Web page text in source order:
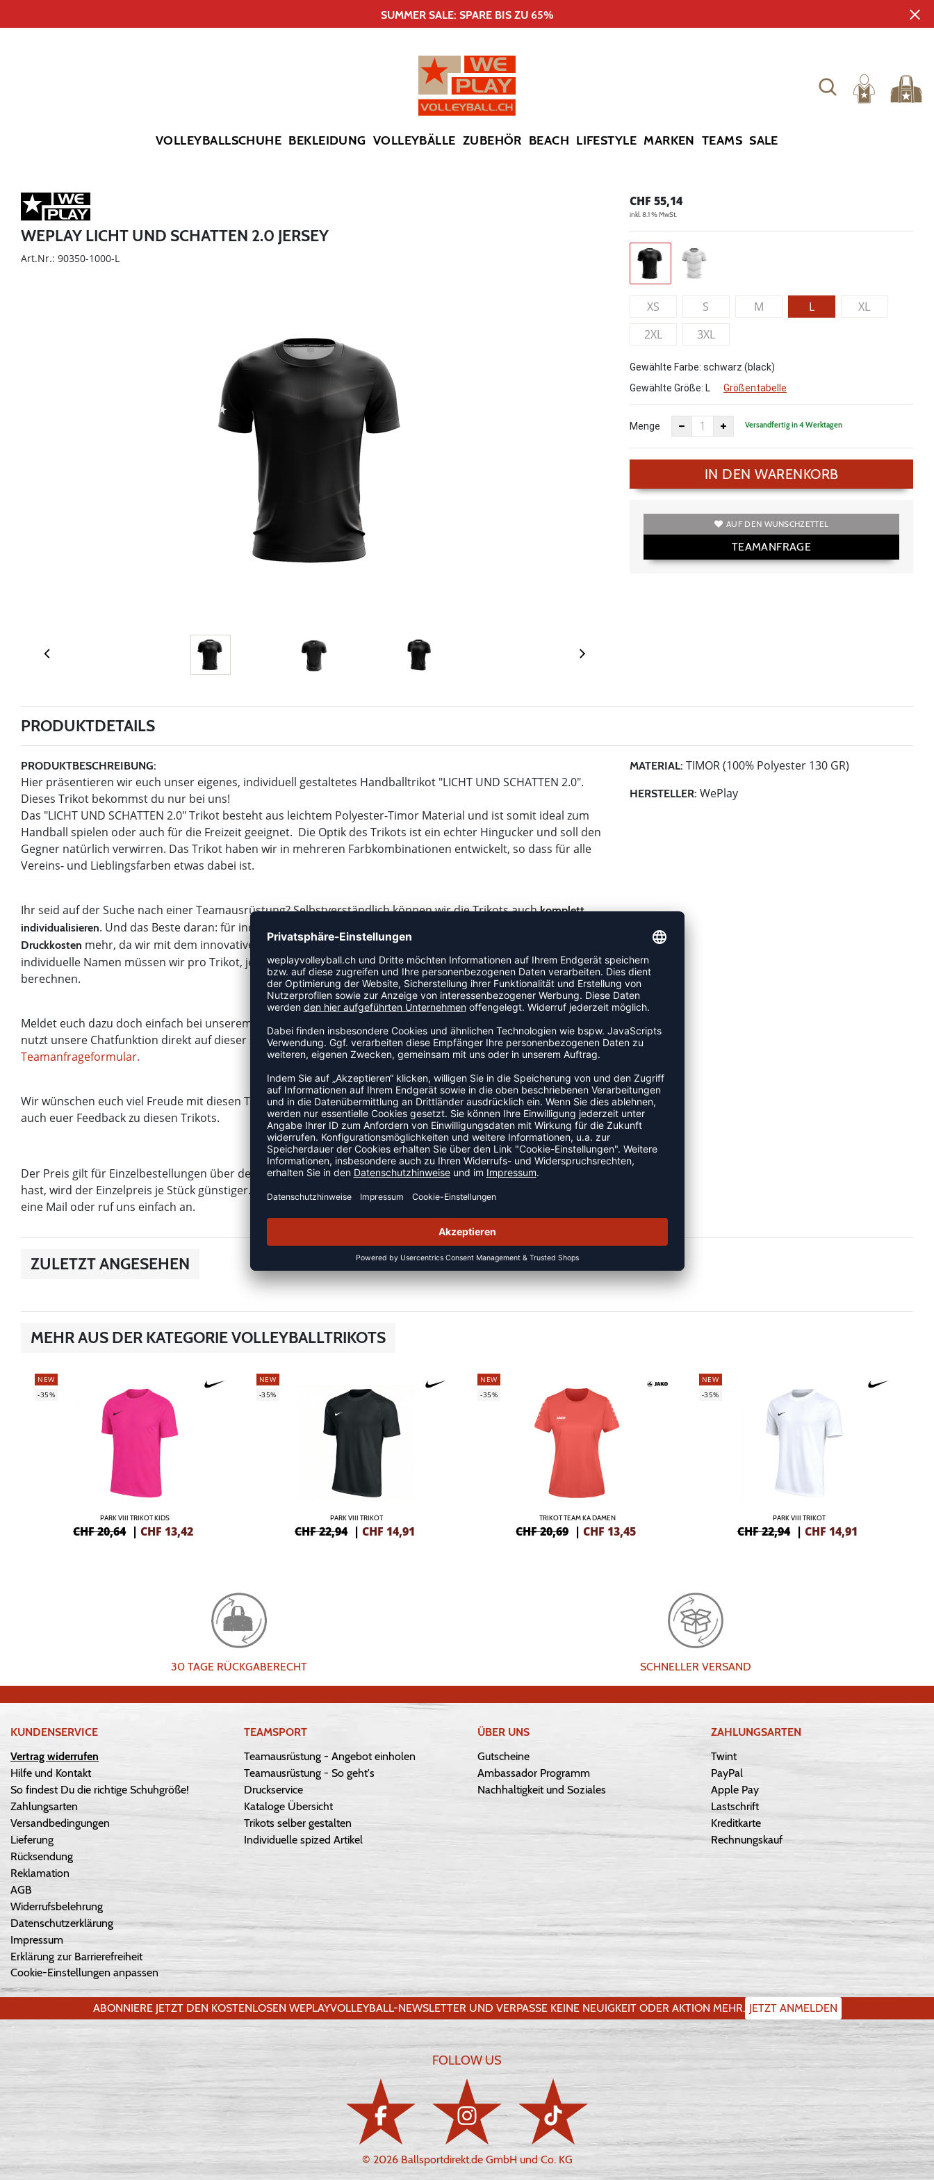
SUMMER SALE: SPARE BIS ZU 65%
VOLLEYBALLSCHUHE BEKLEIDUNG VOLLEYBÄLLE ZUBEHÖR BEACH LIFESTYLE MARKEN TEAMS SALE
WEPLAY LICHT UND SCHATTEN 2.0 JERSEY
Art.Nr.: 90350-1000-L
CHF 55,14
inkl. 8.1 % MwSt.
XS S M L
XL
2XL
3XL
Gewählte Farbe: schwarz (black)
Gewählte Größe: L Größentabelle
Menge Versandfertig in 4 Werktagen
IN DEN WARENKORB
AUF DEN WUNSCHZETTEL
TEAMANFRAGE
PRODUKTDETAILS
PRODUKTBESCHREIBUNG:
Hier präsentieren wir euch unser eigenes, individuell gestaltetes Handballtrikot "LICHT UND SCHATTEN 2.0".
Dieses Trikot bekommst du nur bei uns!
Das "LICHT UND SCHATTEN 2.0" Trikot besteht aus leichtem Polyester-Timor Material und ist somit ideal zum
Handball spielen oder auch für die Freizeit geeignet. Die Optik des Trikots ist ein echter Hingucker und soll den
Gegner natürlich verwirren. Das Trikot haben wir in mehreren Farbkombinationen entwickelt, so dass für alle
Vereins- und Lieblingsfarben etwas dabei ist.
Ihr seid auf der Suche nach einer Teamausrüstung? Selbstverständlich können wir die Trikots auchkomplett
individualisieren. Und das Beste daran: für individuelle Nummern und Vereinsnamen entstehen
Druckkosten mehr, da wir mit dem innovativem Sublimationsdruckverfahren arbeiten! Bei Logos oder
individuelle Namen müssen wir pro Trikot, je nach Aufwand und Stückzahl einen geringen zusätzlichen Betrag
berechnen.
Meldet euch dazu doch einfach bei unserem Teamsupport unter team@weplayhandball.de oder ruft uns an,
nutzt unsere Chatfunktion direkt auf dieser Seite (unten rechts) oder stellt eure Anfrage über unser
Teamanfrageformular.
Wir wünschen euch viel Freude mit diesen Trikots und freuen uns auf eure Bestellungen, sowie natürlich gerne
auch euer Feedback zu diesen Trikots.
Der Preis gilt für Einzelbestellungen über den Onlineshop. Wenn Du Interesse an einer größeren Bestellung
hast, wird der Einzelpreis je Stück günstiger. Frag dazu gerne über unser Teamsportformular an, schreibe uns
eine Mail oder ruf uns einfach an.
MATERIAL: TIMOR (100% Polyester 130 GR)
HERSTELLER: WePlay
ZULETZT ANGESEHEN
MEHR AUS DER KATEGORIE VOLLEYBALLTRIKOTS
NEW
-35%
PARK VIII TRIKOT KIDS
CHF 20,64 |CHF 13,42
NEW
-35%
PARK VIII TRIKOT
CHF 22,94 | CHF 14,91
NEW
-35%
TRIKOT TEAM KA DAMEN
CHF 20,69 |CHF 13,45
NEW
-35%
PARK VIII TRIKOT
CHF 22,94 | CHF 14,91
30 TAGE RÜCKGABERECHT SCHNELLER VERSAND
KUNDENSERVICE
Vertrag widerrufen
Hilfe und Kontakt
So findest Du die richtige Schuhgröße!
Zahlungsarten
Versandbedingungen
Lieferung
Rücksendung
Reklamation
AGB
Widerrufsbelehrung
Datenschutzerklärung
Impressum
Erklärung zur Barrierefreiheit
Cookie-Einstellungen anpassen
TEAMSPORT
Teamausrüstung - Angebot einholen
Teamausrüstung - So geht's
Druckservice
Kataloge Übersicht
Trikots selber gestalten
Individuelle spized Artikel
ÜBER UNS
Gutscheine
Ambassador Programm
Nachhaltigkeit und Soziales
ZAHLUNGSARTEN
Twint
PayPal
Apple Pay
Lastschrift
Kreditkarte
Rechnungskauf
ABONNIERE JETZT DEN KOSTENLOSEN WEPLAYVOLLEYBALL-NEWSLETTER UND VERPASSE KEINE NEUIGKEIT ODER AKTION MEHR. JETZT ANMELDEN
FOLLOW US
© 2026 Ballsportdirekt.de GmbH und Co. KG